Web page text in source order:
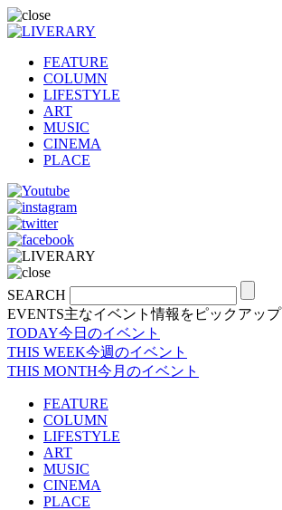
FEATURE
COLUMN
LIFESTYLE
ART
MUSIC
CINEMA
PLACE
SEARCH
EVENTS主なイベント情報をピックアップ
TODAY今日のイベント
THIS WEEK今週のイベント
THIS MONTH今月のイベント
FEATURE
COLUMN
LIFESTYLE
ART
MUSIC
CINEMA
PLACE